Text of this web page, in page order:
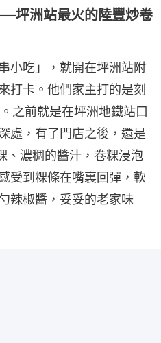
坪洲站最火的陸豐炒卷
小吃」，就開在坪洲站附
打卡。他們家主打的是刻
之前就是在坪洲地鐵站口
處，有了門店之後，還是
、濃稠的醬汁，卷粿浸泡
受到粿條在嘴裏回彈，軟
辣椒醬，妥妥的老家味